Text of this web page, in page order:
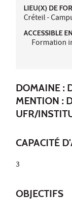
LIEU(X) DE
Créteil -
ACCESSIBLE
Formation
DOMAINE :
MENTION :
UFR/
CAPACITÉ
3
OBJECTIFS